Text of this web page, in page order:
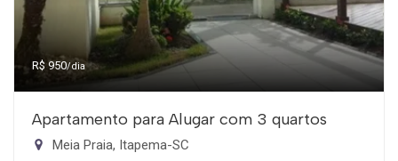
R$ 950/dia
Apartamento para Alugar com 3 quartos
Meia Praia, Itapema-SC